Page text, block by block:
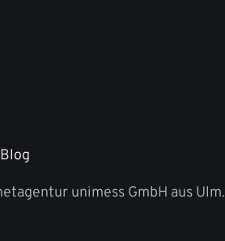
unimess GmbH aus Ulm.